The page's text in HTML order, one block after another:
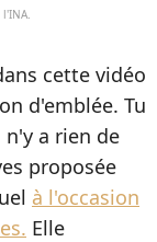
cette vidéo
d'emblée. Tu
a rien de
proposée
à l'occasion
Elle